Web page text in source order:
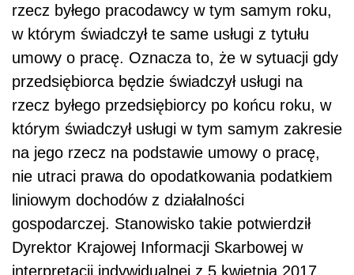
rzecz byłego pracodawcy w tym samym roku,
w którym świadczył te same usługi z tytułu
umowy o pracę. Oznacza to, że w sytuacji gdy
przedsiębiorca będzie świadczył usługi na
rzecz byłego przedsiębiorcy po końcu roku, w
którym świadczył usługi w tym samym zakresie
na jego rzecz na podstawie umowy o pracę,
nie utraci prawa do opodatkowania podatkiem
liniowym dochodów z działalności
gospodarczej. Stanowisko takie potwierdził
Dyrektor Krajowej Informacji Skarbowej w
interpretacji indywidualnej z 5 kwietnia 2017